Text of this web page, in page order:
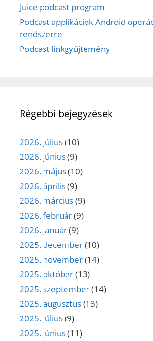
Juice podcast program
Podcast applikációk Android
rendszerre
Podcast linkgyűjtemény
Régebbi bejegyzések
2026. július(10)
2026. június(9)
2026. május(10)
2026. április(9)
2026. március(9)
2026. február(9)
2026. január(9)
2025. december(10)
2025. november(14)
2025. október(13)
2025. szeptember(14)
2025. augusztus(13)
2025. július(9)
2025. június(11)